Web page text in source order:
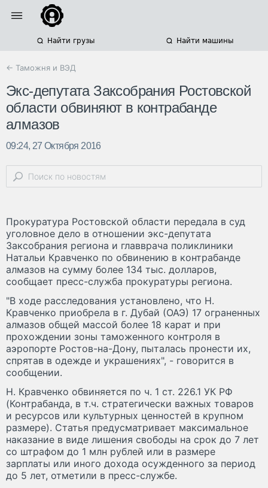
Найти грузы Найти машины
← Таможня и ВЭД
Экс-депутата Заксобрания Ростовской
области обвиняют в контрабанде
алмазов
09:24, 27 Октября 2016
Прокуратура Ростовской области передала в суд
уголовное дело в отношении экс-депутата
Заксобрания региона и главврача поликлиники
Натальи Кравченко по обвинению в контрабанде
алмазов на сумму более 134 тыс. долларов,
сообщает пресс-служба прокуратуры региона.
"В ходе расследования установлено, что Н.
Кравченко приобрела в г. Дубай (ОАЭ) 17 ограненных
алмазов общей массой более 18 карат и при
прохождении зоны таможенного контроля в
аэропорте Ростов-на-Дону, пыталась пронести их,
спрятав в одежде и украшениях", - говорится в
сообщении.
Н. Кравченко обвиняется по ч. 1 ст. 226.1 УК РФ
(Контрабанда, в т.ч. стратегически важных товаров
и ресурсов или культурных ценностей в крупном
размере). Статья предусматривает максимальное
наказание в виде лишения свободы на срок до 7 лет
со штрафом до 1 млн рублей или в размере
зарплаты или иного дохода осужденного за период
до 5 лет, отметили в пресс-службе.